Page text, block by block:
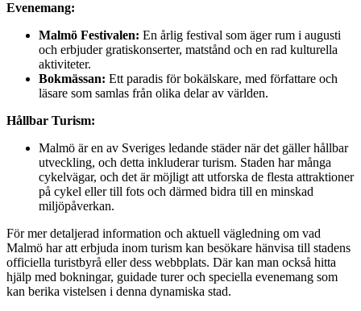
Evenemang:
Malmö Festivalen: En årlig festival som äger rum i augusti
och erbjuder gratiskonserter, matstånd och en rad kulturella
aktiviteter.
Bokmässan: Ett paradis för bokälskare, med författare och
läsare som samlas från olika delar av världen.
Hållbar Turism:
Malmö är en av Sveriges ledande städer när det gäller hållbar
utveckling, och detta inkluderar turism. Staden har många
cykelvägar, och det är möjligt att utforska de flesta attraktioner
på cykel eller till fots och därmed bidra till en minskad
miljöpåverkan.
För mer detaljerad information och aktuell vägledning om vad
Malmö har att erbjuda inom turism kan besökare hänvisa till stadens
officiella turistbyrå eller dess webbplats. Där kan man också hitta
hjälp med bokningar, guidade turer och speciella evenemang som
kan berika vistelsen i denna dynamiska stad.